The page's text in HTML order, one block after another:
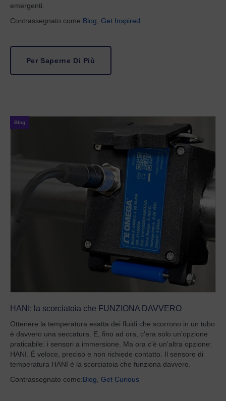
emergenti.
Contrassegnato come:Blog Get Inspired
Per Saperne Di Più
Blog
HANI: la scorciatoia che FUNZIONA DAVVERO
Ottenere la temperatura esatta dei fluidi che scorrono in un tubo
è davvero una seccatura. E, fino ad ora, c'era solo un'opzione
praticabile: i sensori a immersione. Ma ora c'è un'altra opzione:
HANI. È veloce, preciso e non richiede contatto. Il sensore di
temperatura HANI è la scorciatoia che funziona davvero.
Contrassegnato come:Blog Get Curious